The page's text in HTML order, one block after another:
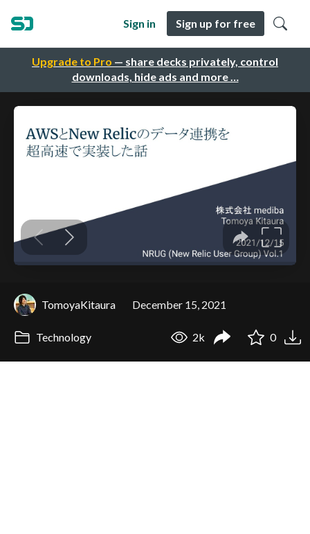
Upgrade to Pro — share decks privately, control
downloads, hide ads and more …
Sign in Sign up for free
TomoyaKitaura December 15, 2021
Technology 2k 0